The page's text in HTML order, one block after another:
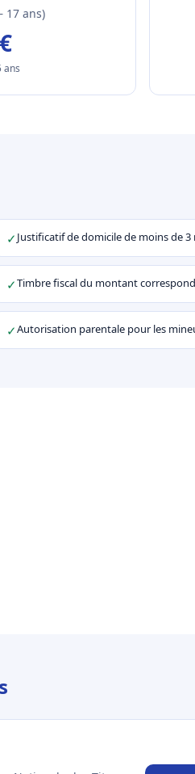
17 ans)
ans
✓Justificatif de domicile de moins de 3
✓Timbre fiscal du montant
✓Autorisation parentale pour les